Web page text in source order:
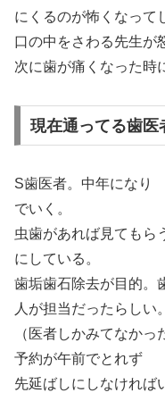
にくるのが怖くなって
口の中をさわる先生が
次に歯が痛くなった時
現在通ってる歯医
S歯医者。中年になり
でいく。
虫歯があれば見てもら
にしている。
歯垢歯石除去が目的。
人が担当だったらしい。
（医者しかみてなか
予約が午前でとれず
先延ばしにしなければ